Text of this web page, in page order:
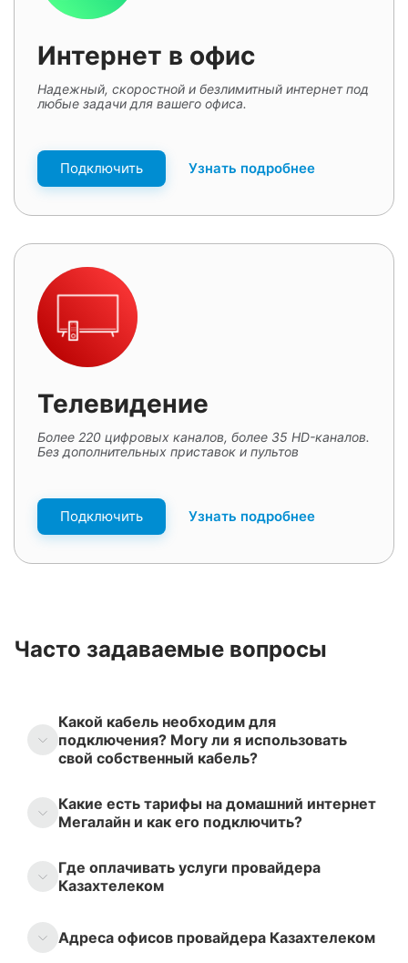
Интернет в офис
Надежный, скоростной и безлимитный интернет под
любые задачи для вашего офиса.
Подключить Узнать подробнее
Телевидение
Более 220 цифровых каналов, более 35 HD-каналов.
Без дополнительных приставок и пультов
Подключить Узнать подробнее
Часто задаваемые вопросы
Какой кабель необходим для
подключения? Могу ли я использовать
свой собственный кабель?
Какие есть тарифы на домашний интернет
Мегалайн и как его подключить?
Где оплачивать услуги провайдера
Казахтелеком
Адреса офисов провайдера Казахтелеком